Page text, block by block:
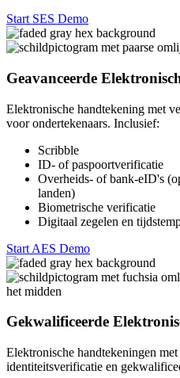
Start SES Demo
Geavanceerde
Elektronische handtekening met
voor ondertekenaars. Inclusief:
Scribble
ID- of paspoortverificatie
Overheids- of bank-eID's
landen)
Biometrische verificatie
Digitaal zegelen en
Start AES Demo
Gekwalificeerde
Elektronische handtekeningen met
identiteitsverificatie en